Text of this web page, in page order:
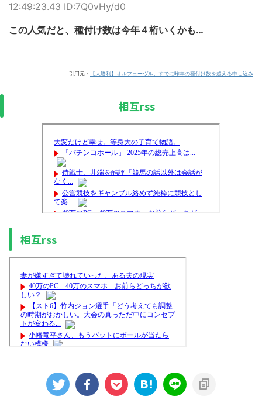
12:49:23.43 ID:7Q0vHy/d0
この人気だと、種付け数は今年４桁いくかも…
引用元： 【大勝利】オルフェーヴル、すでに昨年の種付け数を超える申し込み
相互rss
相互rss